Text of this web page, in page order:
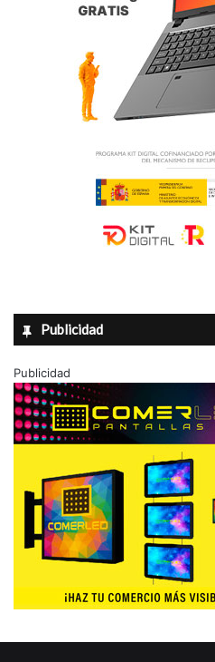
Publicidad
Publicidad